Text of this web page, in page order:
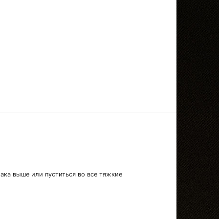
выше или пуститься во все тяжкие